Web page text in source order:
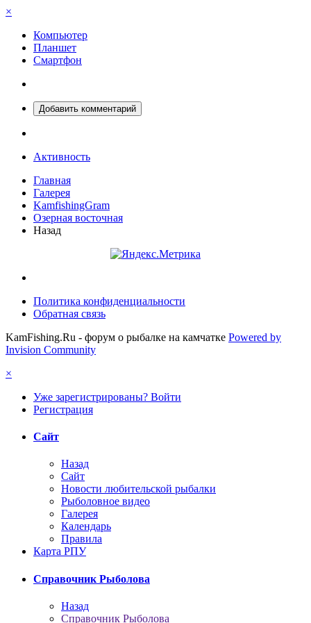
×
Компьютер
Планшет
Смартфон
Добавить комментарий
Активность
Главная
Галерея
KamfishingGram
Озерная восточная
Назад
Политика конфиденциальности
Обратная связь
KamFishing.Ru - форум о рыбалке на камчатке Powered by
Invision Community
×
Уже зарегистрированы? Войти
Регистрация
Сайт
Назад
Сайт
Новости любительской рыбалки
Рыболовное видео
Галерея
Календарь
Правила
Карта РПУ
Справочник Рыболова
Назад
Справочник Рыболова